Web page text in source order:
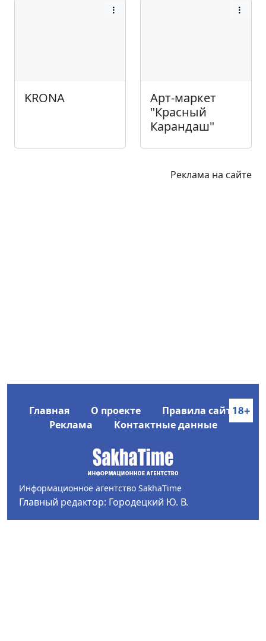
KRONA
Арт-маркет
"Красный
Карандаш"
Реклама на сайте
Главная О проекте
Правила сайта
Реклама
Контактные данные
Информационное агентство SakhaTime
Главный редактор: Городецкий Ю. В.